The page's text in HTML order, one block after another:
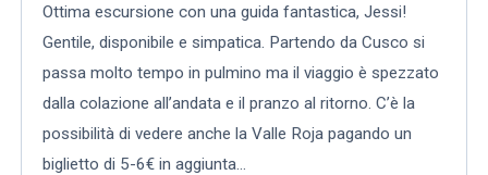
Ottima escursione con una guida fantastica, Jessi!
Gentile, disponibile e simpatica. Partendo da Cusco si
passa molto tempo in pulmino ma il viaggio è spezzato
dalla colazione all’andata e il pranzo al ritorno. C’è la
possibilità di vedere anche la Valle Roja pagando un
biglietto di 5-6€ in aggiunta...